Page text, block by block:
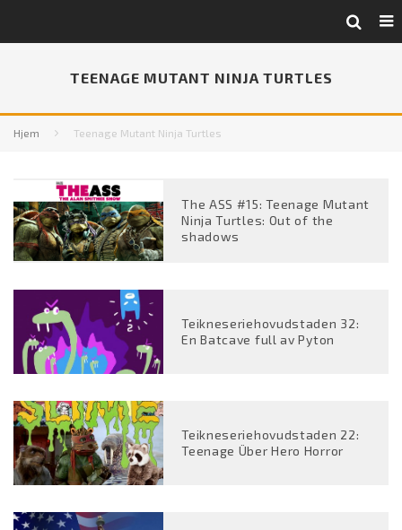
TEENAGE MUTANT NINJA TURTLES
Hjem Teenage Mutant Ninja Turtles
The ASS #15: Teenage Mutant
Ninja Turtles: Out of the
shadows
Teikneseriehovudstaden 32:
En Batcave full av Pyton
Teikneseriehovudstaden 22:
Teenage Über Hero Horror